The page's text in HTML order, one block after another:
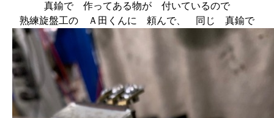
真鍮で 作ってある物が 付いているので
熟練旋盤工の Ａ田くんに 頼んで、 同じ 真鍮で